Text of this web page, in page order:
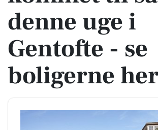
denne uge i
Gentofte - se
boligerne